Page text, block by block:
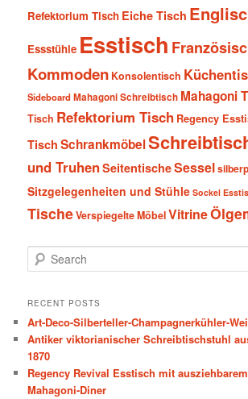
Refektorium Tisch Eiche Tisch
Essstühle Esstisch
Kommoden Konsolentisch
SideboardMahagoni Schreibtisch Mahagoni
Tisch Refektorium Tisch Regency
Tisch Schrankmöbel
und TruhenSeitentischeSessel
Sitzgelegenheiten und Stühle Sockel
TischeVerspiegelte MöbelVitrine
e
r
h
RECENT POSTS
Art-Deco-Silberteller-Champagnerkühler-
Antiker viktorianischer Schreibtischstuhl
1870
Regency Revival Esstisch mit
Mahagoni-Diner